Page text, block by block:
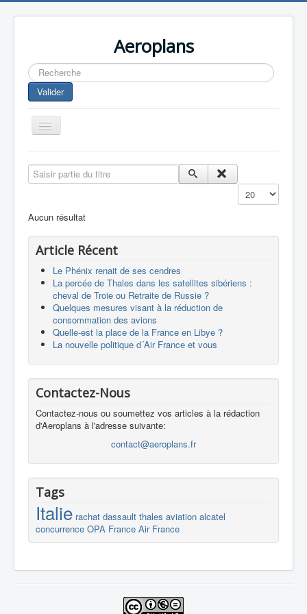
Aeroplans
Rechercher
Valider
Toggle
Navigation
Aviation Commerciale
Europespace
Drones
Saisir partie du titre
Affichage #
Aucun résultat
Article Récent
Le Phénix renait de ses cendres
La percée de Thales dans les satellites sibériens :
cheval de Troie ou Retraite de Russie ?
Quelques mesures visant à la réduction de
consommation des avions
Quelle-est la place de la France en Libye ?
La nouvelle politique d´Air France et vous
Contactez-Nous
Contactez-nous ou soumettez vos articles à la rédaction
d'Aeroplans à l'adresse suivante:
contact@aeroplans.fr
Tags
Italie rachat dassault thales aviation alcatel
concurrence OPA France Air France